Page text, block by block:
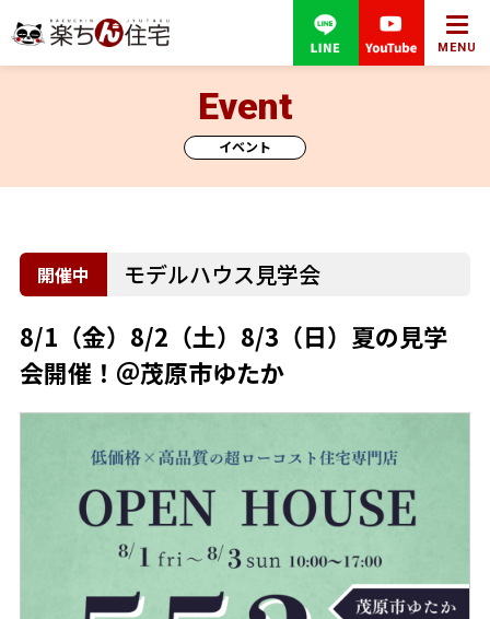
MENU
イベント
Event
モデルハウス見学会
8/1（金）8/2（土）8/3（日）夏の見学
会開催！＠茂原市ゆたか